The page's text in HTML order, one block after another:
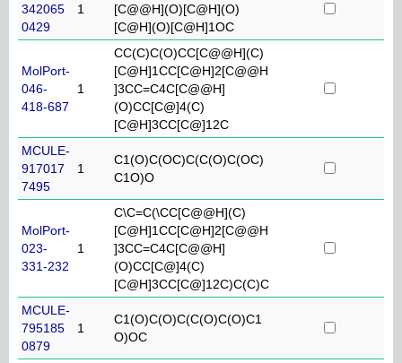
342065
0429
1
[C@@H](O)[C@H](O)
[C@H](O)[C@H]1OC
MolPort-
046-
418-687
1
CC(C)C(O)CC[C@@H](C)
[C@H]1CC[C@H]2[C@@H
]3CC=C4C[C@@H]
(O)CC[C@]4(C)
[C@H]3CC[C@]12C
MCULE-
917017
7495
1
C1(O)C(OC)C(C(O)C(OC)
C1O)O
MolPort-
023-
331-232
1
C\C=C(\CC[C@@H](C)
[C@H]1CC[C@H]2[C@@H
]3CC=C4C[C@@H]
(O)CC[C@]4(C)
[C@H]3CC[C@]12C)C(C)C
MCULE-
795185
0879
1
C1(O)C(O)C(C(O)C(O)C1
O)OC